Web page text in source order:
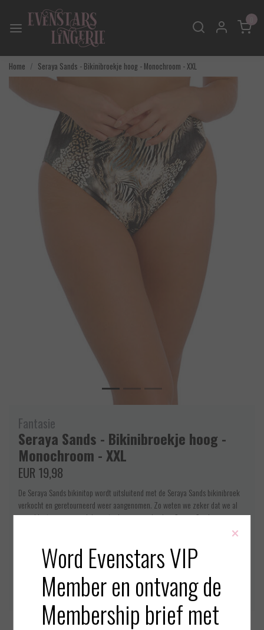
Home Seraya Sands - Bikinibroekje hoog - Monochroom - XXL
Vorige
Fantasie
Seraya Sands - Bikinibroekje hoog -
Monochroom - XXL
EUR 19,98
De Seraya Sands bikinitop wordt uitsluitend met de Seraya Sands bikinibroek
verkocht en geretourneerd weer aangenomen. Zo weten we zeker dat we al
onze klanten een mooi bikinisetje kunnen aanbieden. Seraya Sands van
Op voorraad (1)
Toevoegen aan winkelwagen
×
Word Evenstars VIP
Member en ontvang de
Membership brief met